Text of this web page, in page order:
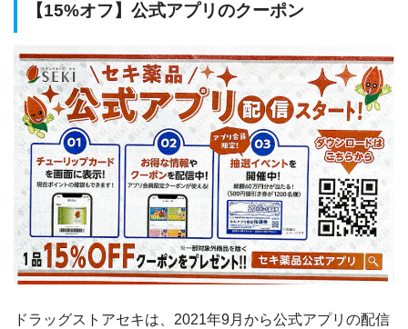
【15%オフ】公式アプリのクーポン
ドラッグストアセキは、2021年9月から公式アプリの配信